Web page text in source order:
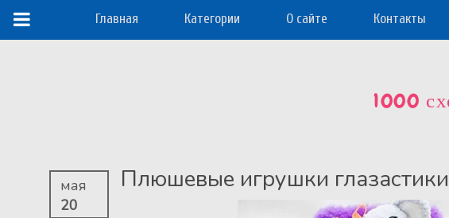
Главная Категории О сайте Контакты
1000
Плюшевые игрушки глазастики
мая
20